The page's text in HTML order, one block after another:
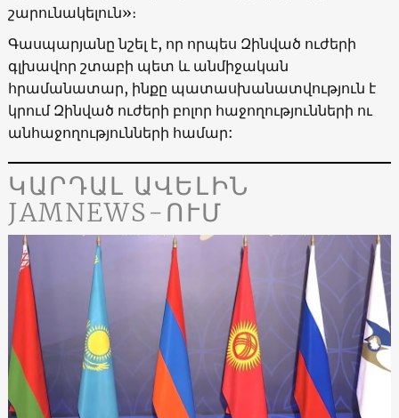
շարունակելուն»։
Գասպարյանը նշել է, որ որպես Զինված ուժերի
գլխավոր շտաբի պետ և անմիջական
հրամանատար, ինքը պատասխանատվություն է
կրում Զինված ուժերի բոլոր հաջողությունների ու
անհաջողությունների համար:
ԿԱՐԴԱԼ ԱՎԵԼԻՆ
JAMNEWS-ՈՒՄ